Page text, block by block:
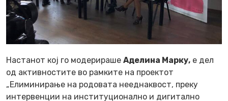
Настанот кој го модерираше Аделина Марку, е дел
од активностите во рамките на проектот
„Елиминирање на родовата нееднаквост, преку
интервенции на институционално и дигитално